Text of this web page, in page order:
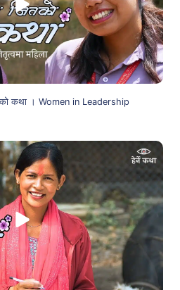
कथा । Women in Leadership